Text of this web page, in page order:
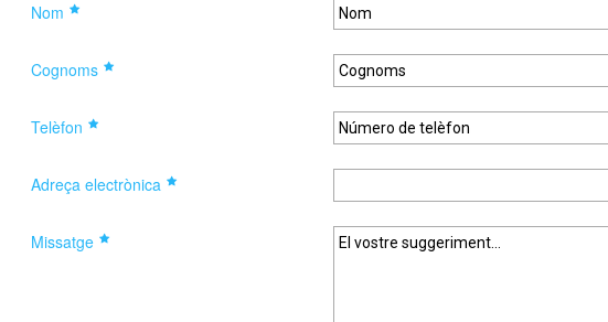
Nom
Cognoms
Telèfon
Adreça electrònica
Missatge